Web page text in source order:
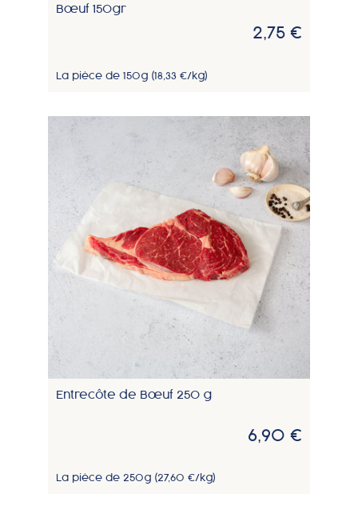
Bœuf 150gr
2,75 €
La pièce de 150g (18,33 €/kg)
Entrecôte de Bœuf 250 g
6,90 €
La pièce de 250g (27,60 €/kg)